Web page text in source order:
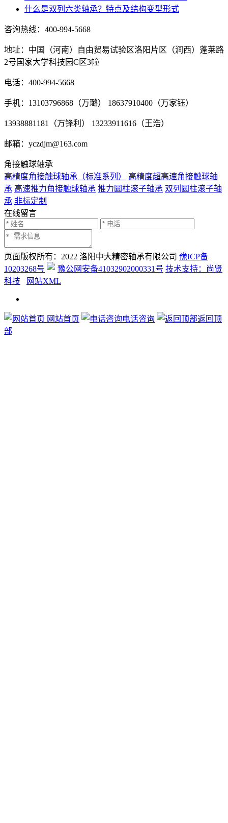
什么是双列六类轴承？特点及结构变型形式
咨询热线： 400-994-5668
地址：中国（河南）自由贸易试验区洛阳片区（涧西）蓬莱路
2号国家大学科技园C区3幢
电话：400-994-5668
手机：13103796868（万璐） 18637910400（万家钰）
13938881181（万锋利） 13233911616（王浩）
邮箱：yczdjm@163.com
角接触球轴承
高精度角接触球轴承（标准系列）
高精度超高速角接触球轴
承 高速推力角接触球轴承 推力圆柱滚子轴承 双列圆柱滚子轴
承 非标定制
在线留言
页面版权所有：2022 洛阳中大精密轴承有限公司 豫ICP备
10203268号
豫公网安备41032902000331号 技术支持：尚贤
科技
网站XML
网站首页 电话咨询
返回顶
部